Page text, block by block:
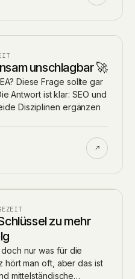
unschlagbar 🚀
Diese Frage sollte gar
Antwort ist klar: SEO und
Disziplinen ergänzen
zu mehr
doch nur was für die
hört man oft, aber das ist
mittelständische…